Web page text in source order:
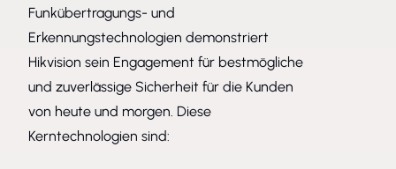
Funkübertragungs- und
Erkennungstechnologien demonstriert
Hikvision sein Engagement für bestmögliche
und zuverlässige Sicherheit für die Kunden
von heute und morgen. Diese
Kerntechnologien sind: